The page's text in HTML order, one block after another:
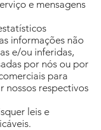
e mensagens
informações não
e/ou inferidas,
por nós ou por
para
nossos respectivos
leis e